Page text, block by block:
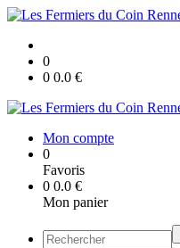
0
0 0.0 €
Mon compte
0
Favoris
0 0.0 €
Mon panier